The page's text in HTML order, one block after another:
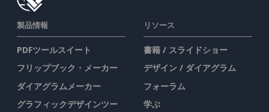
製品情報
PDFツールスイート
フリップブック・メーカー
ダイアグラムメーカー
グラフィックデザインツー
リソース
書籍 / スライドショー
デザイン / ダイアグラム
フォーラム
学ぶ